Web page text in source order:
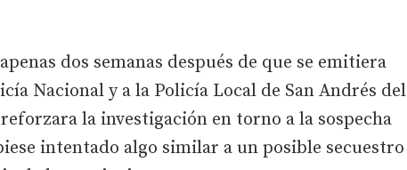
dos semanas después de que se emitiera
Nacional y a la Policía Local de San Andrés del
la investigación en torno a la sospecha
intentado algo similar a un posible secuestro